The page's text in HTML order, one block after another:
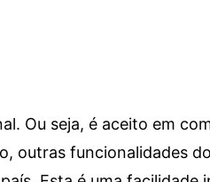
Ou seja, é aceito em
outras funcionalidades